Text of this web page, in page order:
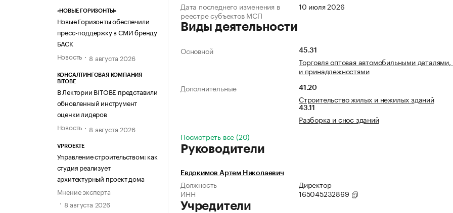
«НОВЫЕ ГОРИЗОНТЫ»
Новые Горизонты обеспечили
пресс-поддержку в СМИ бренду
БАСК
Новость
8 августа 2026
КОНСАЛТИНГОВАЯ КОМПАНИЯ
BITOBE
В Лектории BITOBE представили
обновленный инструмент
оценки лидеров
Новость
8 августа 2026
VPROEKTE
Управление строительством: как
студия реализует
архитектурный проект дома
Мнение эксперта
8 августа 2026
Дата последнего изменения в
реестре субъектов МСП
10 июля 2026
Виды деятельности
Основной 45.31
Торговля оптовая автомобильными
и принадлежностями
Дополнительные
41.20
Строительство жилых и нежилых зданий
43.11
Разборка и снос зданий
Посмотреть все (20)
Руководители
Евдокимов Артем Николаевич
Должность
Директор
ИНН
165045232869
Учредители